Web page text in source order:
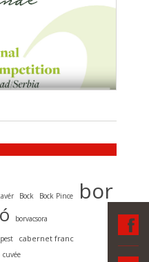
Bock Bock Pince bor
borvacsora
cabernet franc
cuvée